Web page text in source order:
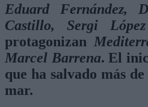
Eduard Fernández,
Castillo, Sergi López
protagonizan
Marcel Barrena. El
que ha salvado más
mar.